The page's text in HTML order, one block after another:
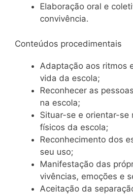
Elaboração oral e
convivência.
Conteúdos procedimentais
Adaptação aos ritmos
vida da escola;
Reconhecer as
na escola;
Situar-se e orientar-se
físicos da escola;
Reconhecimento dos
seu uso;
Manifestação das
vivências, emoções e
Aceitação da